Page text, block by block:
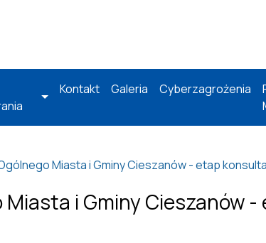
Kontakt Galeria Cyberzagrożenia
Miasta i Gminy Cieszanów - etap
Miasta i Gminy Cieszanów